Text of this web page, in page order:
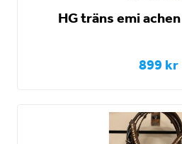
HG träns emi
899 kr